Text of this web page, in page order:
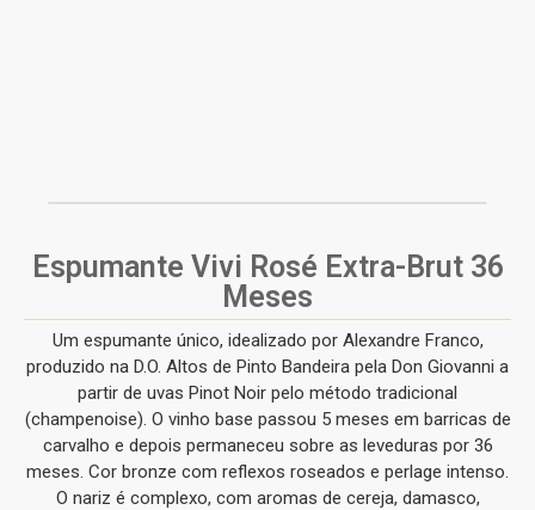
Espumante Vivi Rosé Extra-Brut 36
Meses
Um espumante único, idealizado por Alexandre Franco,
produzido na D.O. Altos de Pinto Bandeira pela Don Giovanni a
partir de uvas Pinot Noir pelo método tradicional
(champenoise). O vinho base passou 5 meses em barricas de
carvalho e depois permaneceu sobre as leveduras por 36
meses. Cor bronze com reflexos roseados e perlage intenso.
O nariz é complexo, com aromas de cereja, damasco,